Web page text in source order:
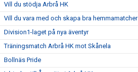
Vill du stödja Arbrå HK
Vill du vara med och skapa bra hemmamatcher
Division1-laget på nya äventyr
Träningsmatch Arbrå HK mot Skånela
Bollnäs Pride